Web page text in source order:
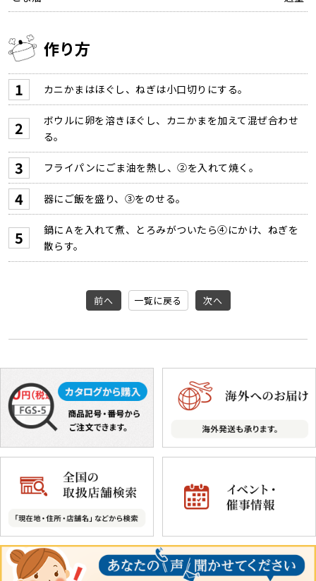
作り方
カニかまはほぐし、ねぎは小口切りにする。
ボウルに卵を溶きほぐし、カニかまを加えて混ぜ合わせ
る。
フライパンにごま油を熱し、②を入れて焼く。
器にご飯を盛り、③をのせる。
鍋にＡを入れて煮、とろみがついたら④にかけ、ねぎを
散らす。
前へ 一覧に戻る 次へ